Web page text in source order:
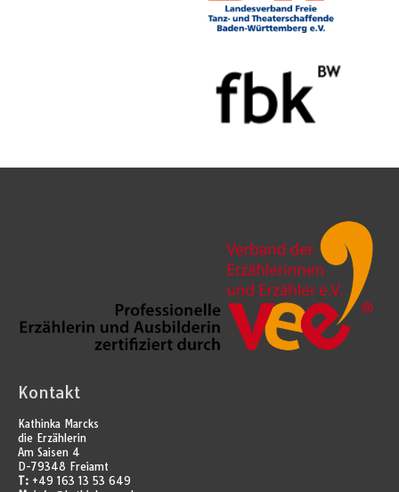
Kontakt
Kathinka Marcks
die Erzählerin
Am Saisen 4
D-79348 Freiamt
T: +49 163 13 53 649